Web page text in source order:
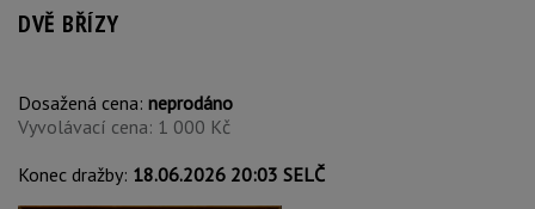
DVĚ BŘÍZY
Dosažená cena: neprodáno
Vyvolávací cena: 1 000 Kč
Konec dražby: 18.06.2026 20:03 SELČ